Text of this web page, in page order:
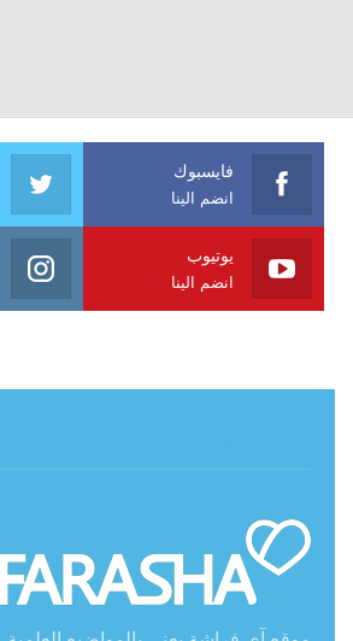
فايسبوك
انضم الينا
يوتيوب
انضم الينا